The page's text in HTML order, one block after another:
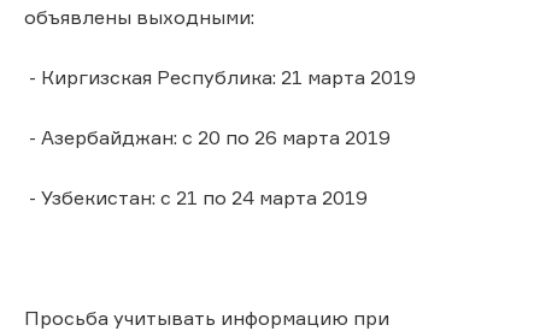
объявлены выходными:
- Киргизская Республика: 21 марта 2019
- Азербайджан: с 20 по 26 марта 2019
- Узбекистан: с 21 по 24 марта 2019
Просьба учитывать информацию при